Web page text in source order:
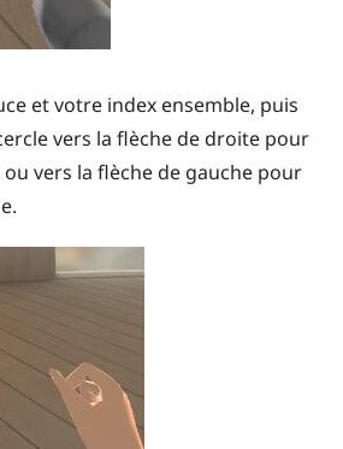
et votre index ensemble, puis
vers la flèche de droite pour
vers la flèche de gauche pour